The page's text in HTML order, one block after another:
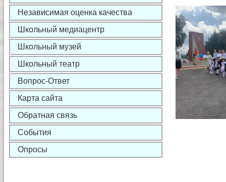
Независимая оценка качества
Школьный медиацентр
Школьный музей
Школьный театр
Вопрос-Ответ
Карта сайта
Обратная связь
События
Опросы